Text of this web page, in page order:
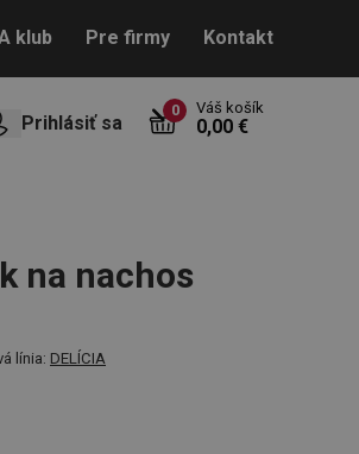
klub Pre firmy Kontakt
Prihlásiť sa
0 Váš košík
0,00 €
na nachos
línia: DELÍCIA